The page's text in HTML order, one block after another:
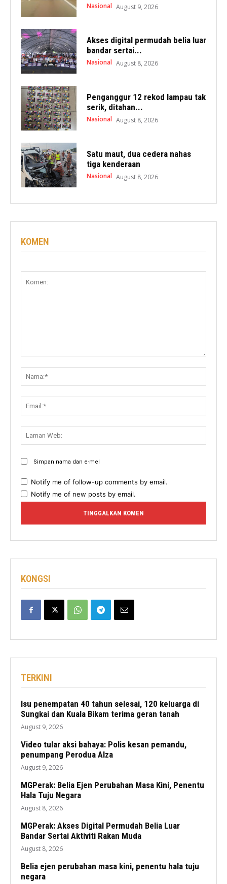
Nasional August 9, 2026
Akses digital permudah belia luar
bandar sertai...
Nasional August 8, 2026
Penganggur 12 rekod lampau tak
serik, ditahan...
Nasional August 8, 2026
Satu maut, dua cedera nahas
tiga kenderaan
Nasional August 8, 2026
KOMEN
Simpan nama dan e-mel
Notify me of follow-up comments by email.
Notify me of new posts by email.
KONGSI
TERKINI
Isu penempatan 40 tahun selesai, 120 keluarga di
Sungkai dan Kuala Bikam terima geran tanah
August 9, 2026
Video tular aksi bahaya: Polis kesan pemandu,
penumpang Perodua Alza
August 9, 2026
MGPerak: Belia Ejen Perubahan Masa Kini, Penentu
Hala Tuju Negara
August 8, 2026
MGPerak: Akses Digital Permudah Belia Luar
Bandar Sertai Aktiviti Rakan Muda
August 8, 2026
Belia ejen perubahan masa kini, penentu hala tuju
negara